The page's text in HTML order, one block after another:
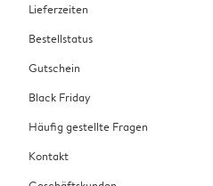
Lieferzeiten
Bestellstatus
Gutschein
Black Friday
Häufig gestellte Fragen
Kontakt